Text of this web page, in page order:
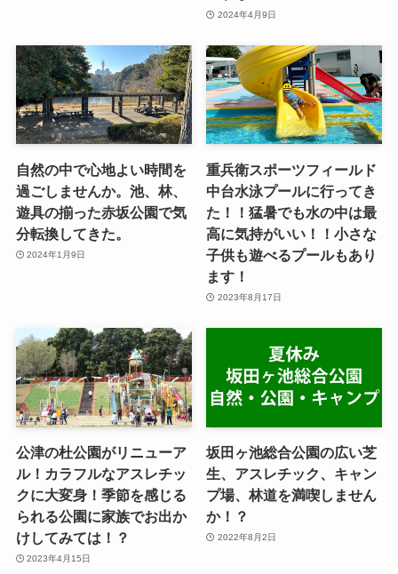
2024年4月9日
自然の中で心地よい時間を
過ごしませんか。池、林、
遊具の揃った赤坂公園で気
分転換してきた。
2024年1月9日
重兵衛スポーツフィールド
中台水泳プールに行ってき
た！！猛暑でも水の中は最
高に気持がいい！！小さな
子供も遊べるプールもあり
ます！
2023年8月17日
公津の杜公園がリニューア
ル！カラフルなアスレチッ
クに大変身！季節を感じる
られる公園に家族でお出か
けしてみては！？
2023年4月15日
坂田ヶ池総合公園の広い芝
生、アスレチック、キャン
プ場、林道を満喫しません
か！？
2022年8月2日